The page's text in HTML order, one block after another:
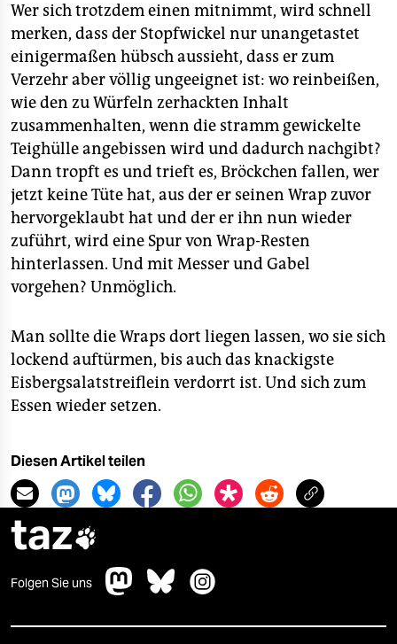
Wer sich trotzdem einen mitnimmt, wird schnell
merken, dass der Stopfwickel nur unangetastet
einigermaßen hübsch aussieht, dass er zum
Verzehr aber völlig ungeeignet ist: wo reinbeißen,
wie den zu Würfeln zerhackten Inhalt
zusammenhalten, wenn die stramm gewickelte
Teighülle angebissen wird und dadurch nachgibt?
Dann tropft es und trieft es, Bröckchen fallen, wer
jetzt keine Tüte hat, aus der er seinen Wrap zuvor
hervorgeklaubt hat und der er ihn nun wieder
zuführt, wird eine Spur von Wrap-Resten
hinterlassen. Und mit Messer und Gabel
vorgehen? Unmöglich.
Man sollte die Wraps dort liegen lassen, wo sie sich
lockend auftürmen, bis auch das knackigste
Eisbergsalatstreiflein verdorrt ist. Und sich zum
Essen wieder setzen.
Diesen Artikel teilen
taz
Folgen Sie uns